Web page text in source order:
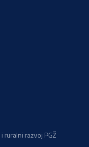
ruralni razvoj PGŽ